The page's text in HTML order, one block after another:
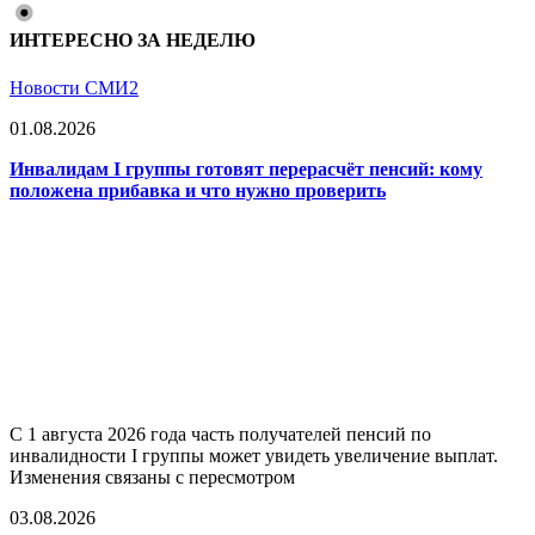
ИНТЕРЕСНО ЗА НЕДЕЛЮ
Новости СМИ2
01.08.2026
Инвалидам I группы готовят перерасчёт пенсий: кому
положена прибавка и что нужно проверить
С 1 августа 2026 года часть получателей пенсий по
инвалидности I группы может увидеть увеличение выплат.
Изменения связаны с пересмотром
03.08.2026